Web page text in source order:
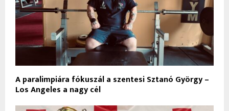
A paralimpiára fókuszál a szentesi Sztanó György –
Los Angeles a nagy cél